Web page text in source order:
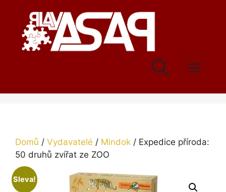
obsah
Domů / Vydavatelé / Mindok / Expedice příroda:
50 druhů zvířat ze ZOO
Sleva!